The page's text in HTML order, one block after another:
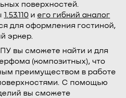
поверхностей.
1.53.110 и его гибкий аналог
для оформления гостиной,
эркер.
вы сможете найти и для
(композитных), что
преимуществом в работе
С помощью
вы сможете